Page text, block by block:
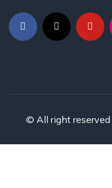
© All right reserved